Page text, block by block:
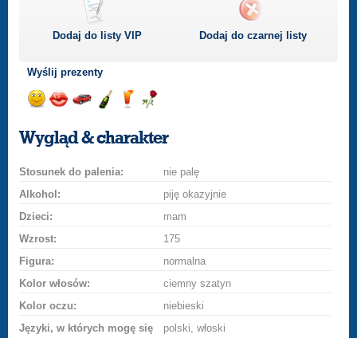
Dodaj do listyVIP Dodaj do czarnej listy
Wyślij prezenty
uśmiech
buziakasamochodem
szampana
drinka
różę
Wygląd & charakter
Stosunek do palenia:
nie palę
Alkohol:
piję okazyjnie
Dzieci:
mam
Wzrost:
175
Figura:
normalna
Kolor włosów:
ciemny szatyn
Kolor oczu:
niebieski
Języki, w których mogę się
polski, włoski